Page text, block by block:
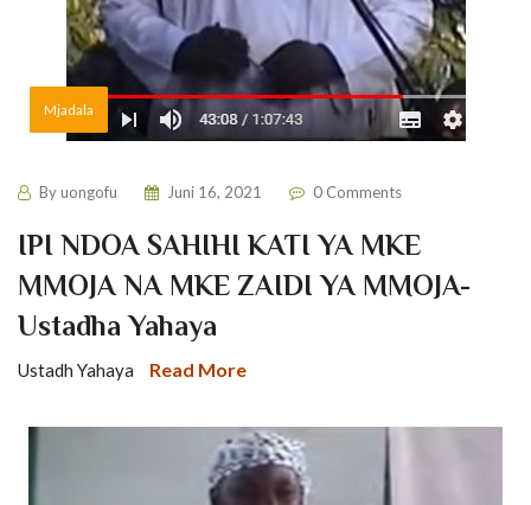
Mjadala
Byuongofu Juni 16, 2021 0 Comments
IPI NDOA SAHIHI KATI YA MKE
MMOJA NA MKE ZAIDI YA MMOJA-
Ustadha Yahaya
Ustadh Yahaya Read More